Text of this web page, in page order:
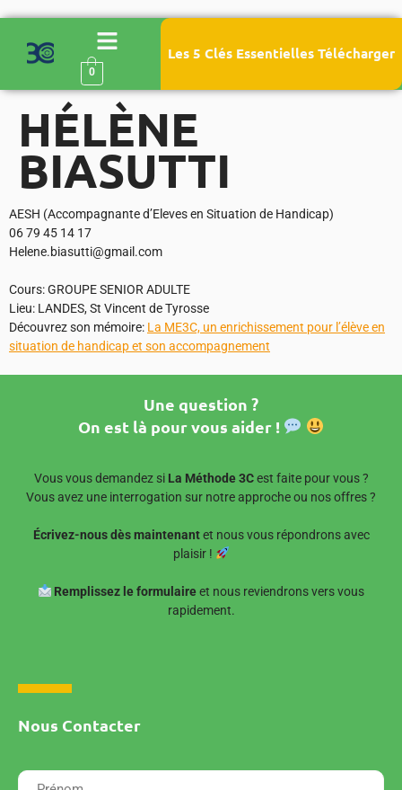
0
Les 5 Clés Essentielles Télécharger
HÉLÈNE
BIASUTTI
AESH (Accompagnante d’Eleves en Situation de Handicap)
06 79 45 14 17
Helene.biasutti@gmail.com
Cours: GROUPE SENIOR ADULTE
Lieu: LANDES, St Vincent de Tyrosse
Découvrez son mémoire: La ME3C, un enrichissement pour l’élève en
situation de handicap et son accompagnement
Une question ?
On est là pour vous aider !
Vous vous demandez si La Méthode 3Cest faite pour vous ?
Vous avez une interrogation sur notre approche ou nos offres ?
Écrivez-nous dès maintenantet nous vous répondrons avec
plaisir !
Remplissez le formulaireet nous reviendrons vers vous
rapidement.
Nous Contacter